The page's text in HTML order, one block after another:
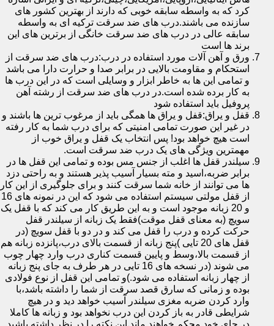
کرد که به واسطه سابقه خوبی که دارند از بهترین کشور های
سازنده می باشند.درب های ضد سرقت ترکیه ای به واسطه
سابقه عالی در درب های ضد سرقت خانگی از برترین های این
برند ها است
ورق و آهن آلات مورد استفاده در درب:درب های ضد سرقت از
استحکام و مقاومت بالایی در برابر صدا و حرارت دارا می باشد
و تمامی این ها به خاطر ابزار و وسایلی است که در این درب ها
به کار برده شده است.در درب های ضد سرقت از رشته آهن
پروفیل باید استفاده شود
قفل و یراق:قفل و یراق ها همگی باید از مرغوب ترین ها باشند و
در غیر این صورت تمامی امنیتی که برای درب شما به کار رفته
است هیچ خواهد بود! پس انتخاب یک قفل و یراق خوب از
مهمترین ویژگی های یک درب ضد سرقت است.
سیلندر قفل ها اغلب از جنس مس بوده و تمامی این قفل ها در
برابر ضربه،اسید و مته بسیار آسیب پذیر هستند و به راحتی دزد
ها می توانند از خانه شما سرقت کنند و برای جلوگیری از این کار
از قفل مولتی سیستم استفاده می شود که این در نمونه های 16
و 20 زبانه موجود است و به این طریق کار می کند که با قفل یک
سویچ (به معنای قفل موقت)فقط یک زبانه از سیلندر قفل
حرکت کرده و درب را قفل می کند و در دو با قفل سویچ (در
قفل های 20 تایی )پنج زبانه از قسمت بالای درب،پانزده زبانه هم
از قسمت بالا،وسط و پایین قسمت کناری درب وارد چهار چوب
می شوند (در نسخه های 16 تایی در هر طرف به جای پنج زبانه
از چهار زبانه استفاده می شود.)و تمامی این قفل از نوع فولادی
بوده و زمانی که سارق قصد سرقت از شما را داشته باشد،با
وارد کردن ضربه مغزی سیلندر آسیب خواهد دید و در هیچ
شرایطی قادر به باز کردن این درب نخواهد بود و زبانه ها کاملا